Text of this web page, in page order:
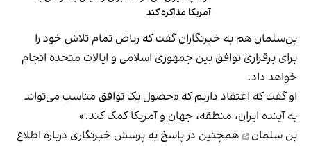
آمریکا مذاکره کند
بن‌سلمان هم به خبرنگاران گفت که ریاض تمام تلاش خود را
برای برقراری توافق بین جمهوری اسلامی و ایالات متحده انجام
خواهد داد.
او گفت که اعتقاد داریم که «حصول یک توافق مناسب می‌تواند
به آینده ایران، منطقه، جهان و آمریکا کمک کند.»
بن سلمان
همچنین در پاسخ به پرسش خبرنگاری درباره اطلاع